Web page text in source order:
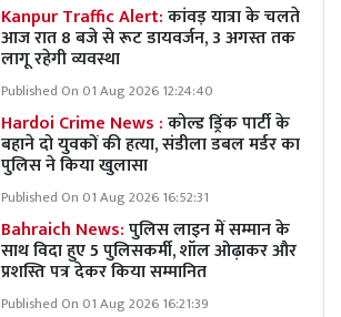
Kanpur Traffic Alert:कांवड़ यात्रा के चलते
आज रात 8 बजे से रूट डायवर्जन, 3 अगस्त तक
लागू रहेगी व्यवस्था
Published On 01 Aug 2026 12:24:40
Hardoi Crime News :कोल्ड ड्रिंक पार्टी के
बहाने दो युवकों की हत्या, संडीला डबल मर्डर का
पुलिस ने किया खुलासा
Published On 01 Aug 2026 16:52:31
Bahraich News:पुलिस लाइन में सम्मान के
साथ विदा हुए 5 पुलिसकर्मी, शॉल ओढ़ाकर और
प्रशस्ति पत्र देकर किया सम्मानित
Published On 01 Aug 2026 16:21:39